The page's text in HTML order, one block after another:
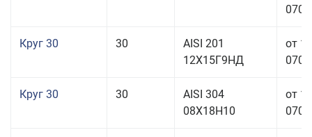
Круг 30 30
AISI 201
12Х15Г9НД
от
Круг 30 30
AISI 304
08Х18Н10
от